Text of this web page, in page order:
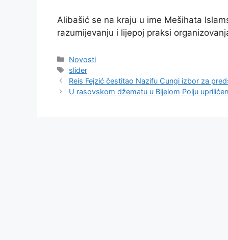
Alibašić se na kraju u ime Mešihata
razumijevanju i lijepoj praksi
Kategorije
Novosti
Oznake
slider
Reis Fejzić čestitao Nazifu Cungi izbor za
U rasovskom džematu u Bijelom Polju